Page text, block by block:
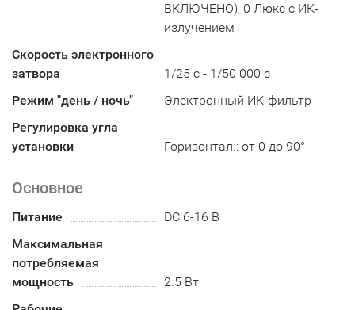
ВКЛЮЧЕНО), 0 Люкс с ИК-
излучением
Скорость электронного
затвора
1/25 с - 1/50 000 с
Режим "день / ночь"
Электронный ИК-фильтр
Регулировка угла
установки
Горизонтал.: от 0 до 90°
Основное
Питание
DC 6-16 В
Максимальная
потребляемая
мощность
2.5 Вт